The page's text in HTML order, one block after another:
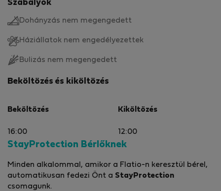
Szabályok
Dohányzás nem megengedett
Háziállatok nem engedélyezettek
Bulizás nem megengedett
Beköltözés és kiköltözés
Beköltözés
16:00
Kiköltözés
12:00
StayProtection Bérlőknek
Minden alkalommal, amikor a Flatio-n keresztül bérel,
automatikusan fedezi Önt a StayProtection
csomagunk.